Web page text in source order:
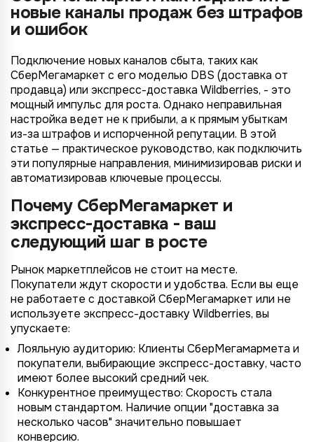
новые каналы продаж без штрафов
и ошибок
Подключение новых каналов сбыта, таких как
СберМегамаркет с его моделью DBS (доставка от
продавца) или экспресс-доставка Wildberries, - это
мощный импульс для роста. Однако неправильная
настройка ведет не к прибыли, а к прямым убыткам
из-за штрафов и испорченной репутации. В этой
статье — практическое руководство, как подключить
эти популярные направления, минимизировав риски и
автоматизировав ключевые процессы.
Почему СберМегамаркет и
экспресс-доставка - ваш
следующий шаг в росте
Рынок маркетплейсов не стоит на месте.
Покупатели ждут скорости и удобства. Если вы еще
не работаете с доставкой СберМегамаркет или не
используете экспресс-доставку Wildberries, вы
упускаете:
Лояльную аудиторию: Клиенты СберМегамармета и
покупатели, выбирающие экспресс-доставку, часто
имеют более высокий средний чек.
Конкурентное преимущество: Скорость стала
новым стандартом. Наличие опции "доставка за
несколько часов" значительно повышает
конверсию.